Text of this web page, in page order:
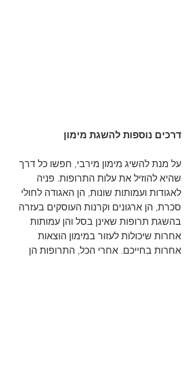
דרכים נוספות להשגת מימון
על מנת להשיג מימון מירבי, חפשו כל דרך
שהיא להוזיל את עלות התרופות. פניה
לאגודות ועמותות שונות, הן האגודה לחולי
סכרת, הן ארגונים וקרנות העוסקים בעזרה
בהשגת תרופות שאינן בסל והן עמותות
אחרות שיכולות לעזור במימון הוצאות
אחרות בחייכם. אחרי הכל, התרופות הן